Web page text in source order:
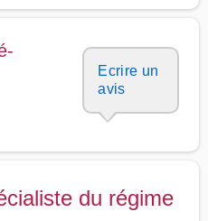
Ecrire un
avis
du régime